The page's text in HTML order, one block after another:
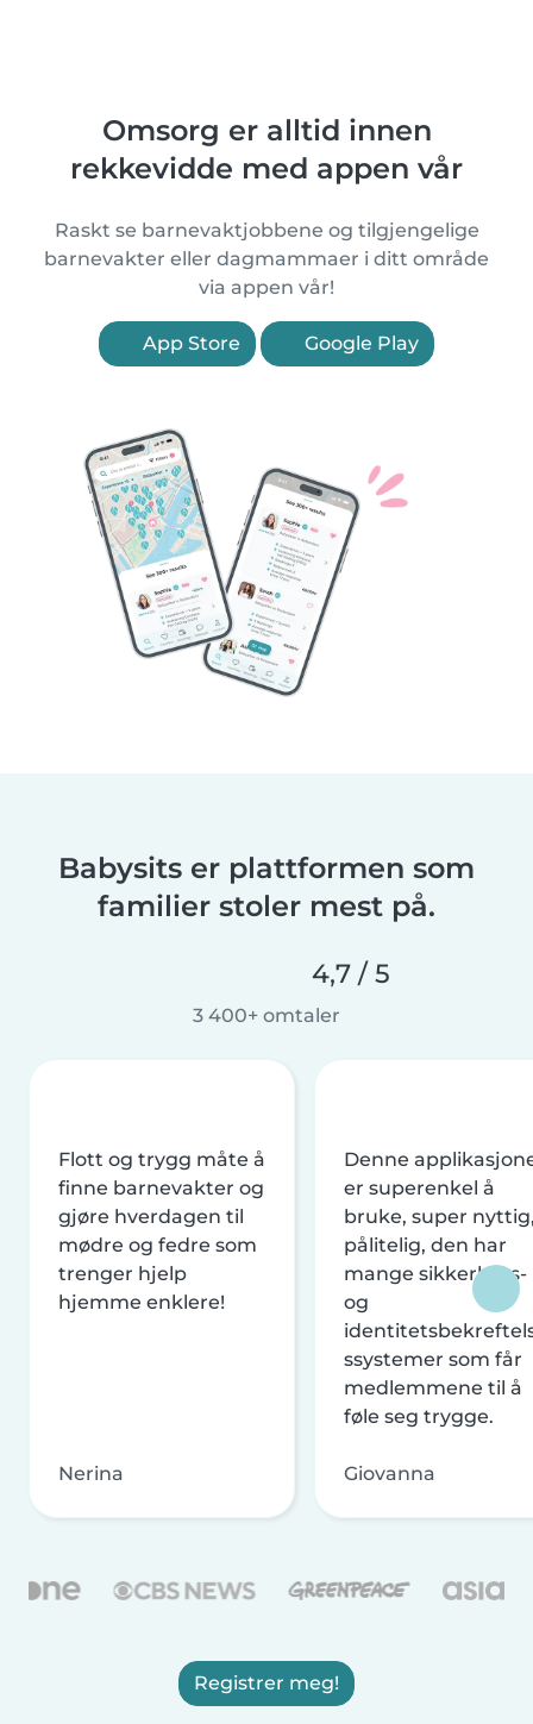
Omsorg er alltid innen
rekkevidde med appen vår
Raskt se barnevaktjobbene og tilgjengelige
barnevakter eller dagmammaer i ditt område
via appen vår!
App Store Google Play
Babysits er plattformen som
familier stoler mest på.
4,7 / 5
3 400+ omtaler
Flott og trygg måte å
finne barnevakter og
gjøre hverdagen til
mødre og fedre som
trenger hjelp
hjemme enklere!
Nerina
Denne
er superenkel å
bruke, super
pålitelig, den har
mange sikkerhets-
og
ssystemer som får
medlemmene til å
føle seg trygge.
Giovanna
Registrer meg!